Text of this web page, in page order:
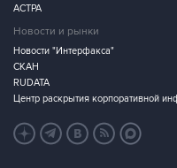
АСТРА
Новости и рынки
Новости "Интерфакса"
СКАН
RUDATA
Центр раскрытия корпоративной